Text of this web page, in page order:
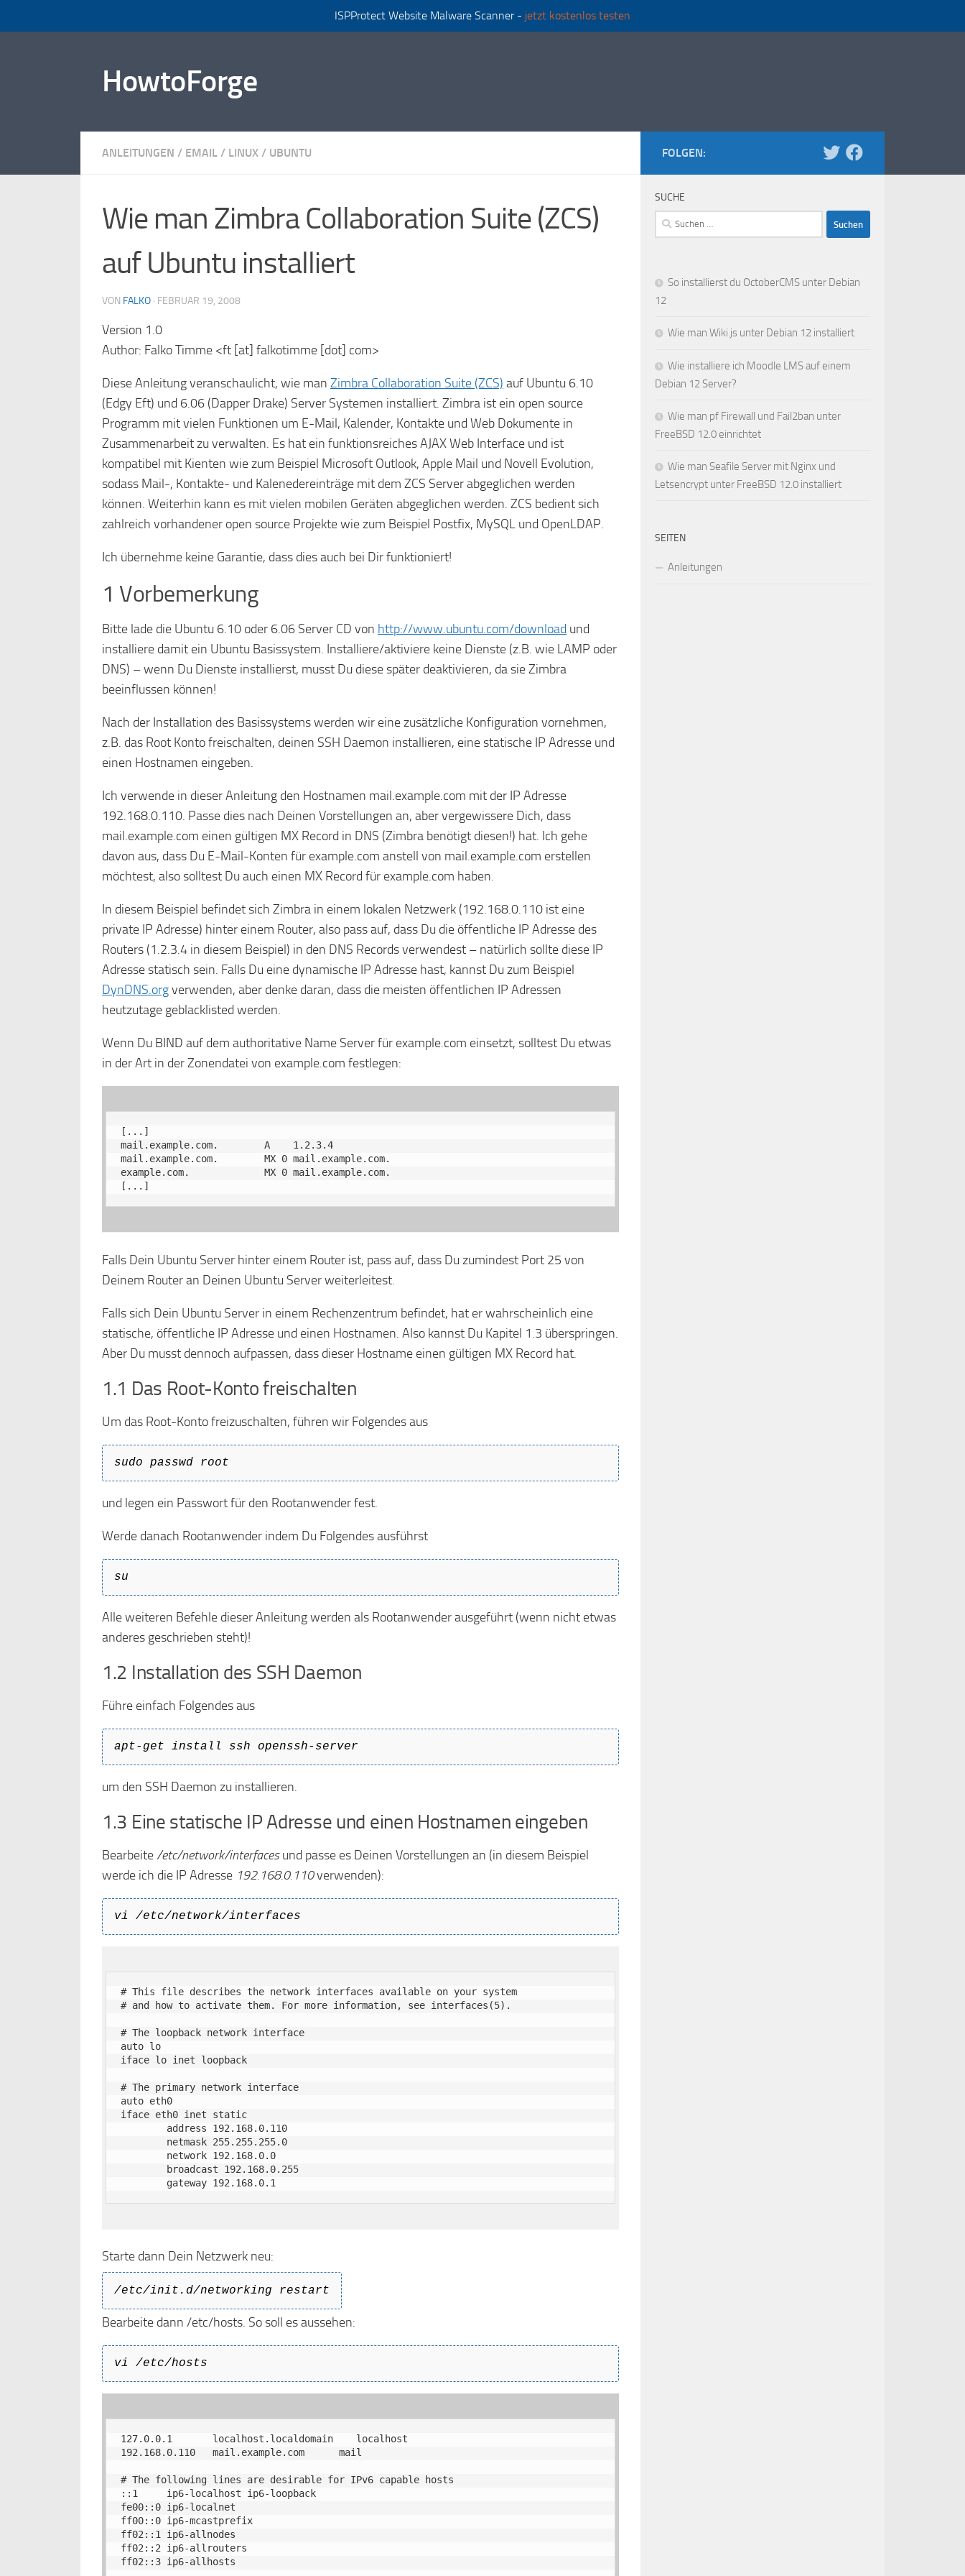
ISPProtect Website Malware Scanner - jetzt kostenlos testen
HowtoForge
ANLEITUNGEN / EMAIL / LINUX / UBUNTU
Wie man Zimbra Collaboration Suite (ZCS)
auf Ubuntu installiert
VON FALKO · FEBRUAR 19, 2008
Version 1.0
Author: Falko Timme <ft [at] falkotimme [dot] com>
Diese Anleitung veranschaulicht, wie man Zimbra Collaboration Suite (ZCS) auf Ubuntu 6.10
(Edgy Eft) und 6.06 (Dapper Drake) Server Systemen installiert. Zimbra ist ein open source
Programm mit vielen Funktionen um E-Mail, Kalender, Kontakte und Web Dokumente in
Zusammenarbeit zu verwalten. Es hat ein funktionsreiches AJAX Web Interface und ist
kompatibel mit Kienten wie zum Beispiel Microsoft Outlook, Apple Mail und Novell Evolution,
sodass Mail-, Kontakte- und Kalenedereinträge mit dem ZCS Server abgeglichen werden
können. Weiterhin kann es mit vielen mobilen Geräten abgeglichen werden. ZCS bedient sich
zahlreich vorhandener open source Projekte wie zum Beispiel Postfix, MySQL und OpenLDAP.
Ich übernehme keine Garantie, dass dies auch bei Dir funktioniert!
1 Vorbemerkung
Bitte lade die Ubuntu 6.10 oder 6.06 Server CD von http://www.ubuntu.com/download und
installiere damit ein Ubuntu Basissystem. Installiere/aktiviere keine Dienste (z.B. wie LAMP oder
DNS) – wenn Du Dienste installierst, musst Du diese später deaktivieren, da sie Zimbra
beeinflussen können!
Nach der Installation des Basissystems werden wir eine zusätzliche Konfiguration vornehmen,
z.B. das Root Konto freischalten, deinen SSH Daemon installieren, eine statische IP Adresse und
einen Hostnamen eingeben.
Ich verwende in dieser Anleitung den Hostnamen mail.example.com mit der IP Adresse
192.168.0.110. Passe dies nach Deinen Vorstellungen an, aber vergewissere Dich, dass
mail.example.com einen gültigen MX Record in DNS (Zimbra benötigt diesen!) hat. Ich gehe
davon aus, dass Du E-Mail-Konten für example.com anstell von mail.example.com erstellen
möchtest, also solltest Du auch einen MX Record für example.com haben.
In diesem Beispiel befindet sich Zimbra in einem lokalen Netzwerk (192.168.0.110 ist eine
private IP Adresse) hinter einem Router, also pass auf, dass Du die öffentliche IP Adresse des
Routers (1.2.3.4 in diesem Beispiel) in den DNS Records verwendest – natürlich sollte diese IP
Adresse statisch sein. Falls Du eine dynamische IP Adresse hast, kannst Du zum Beispiel
DynDNS.orgverwenden, aber denke daran, dass die meisten öffentlichen IP Adressen
heutzutage geblacklisted werden.
Wenn Du BIND auf dem authoritative Name Server für example.com einsetzt, solltest Du etwas
in der Art in der Zonendatei von example.com festlegen:
[...]
mail.example.com.        A    1.2.3.4
mail.example.com.        MX 0 mail.example.com.
example.com.             MX 0 mail.example.com.
[...]
Falls Dein Ubuntu Server hinter einem Router ist, pass auf, dass Du zumindest Port 25 von
Deinem Router an Deinen Ubuntu Server weiterleitest.
Falls sich Dein Ubuntu Server in einem Rechenzentrum befindet, hat er wahrscheinlich eine
statische, öffentliche IP Adresse und einen Hostnamen. Also kannst Du Kapitel 1.3 überspringen.
Aber Du musst dennoch aufpassen, dass dieser Hostname einen gültigen MX Record hat.
1.1 Das Root-Konto freischalten
Um das Root-Konto freizuschalten, führen wir Folgendes aus
sudo passwd root
und legen ein Passwort für den Rootanwender fest.
Werde danach Rootanwender indem Du Folgendes ausführst
su
Alle weiteren Befehle dieser Anleitung werden als Rootanwender ausgeführt (wenn nicht etwas
anderes geschrieben steht)!
1.2 Installation des SSH Daemon
Führe einfach Folgendes aus
apt-get install ssh openssh-server
um den SSH Daemon zu installieren.
1.3 Eine statische IP Adresse und einen Hostnamen eingeben
Bearbeite /etc/network/interfacesund passe es Deinen Vorstellungen an (in diesem Beispiel
werde ich die IP Adresse 192.168.0.110verwenden):
vi /etc/network/interfaces
# This file describes the network interfaces available on your system
# and how to activate them. For more information, see interfaces(5).
# The loopback network interface
auto lo
iface lo inet loopback
# The primary network interface
auto eth0
iface eth0 inet static
        gateway 192.168.0.1
Starte dann Dein Netzwerk neu:
/etc/init.d/networking restart
Bearbeite dann /etc/hosts. So soll es aussehen:
vi /etc/hosts
127.0.0.1       localhost.localdomain    localhost
192.168.0.110   mail.example.com      mail
# The following lines are desirable for IPv6 capable hosts
::1     ip6-localhost ip6-loopback
fe00::0 ip6-localnet
ff00::0 ip6-mcastprefix
ff02::1 ip6-allnodes
ff02::2 ip6-allrouters
ff02::3 ip6-allhosts
FOLGEN:
SUCHE
Suchen
nach:
So installierst du OctoberCMS unter Debian
12
Wie man Wiki.js unter Debian 12 installiert
Wie installiere ich Moodle LMS auf einem
Debian 12 Server?
Wie man pf Firewall und Fail2ban unter
FreeBSD 12.0 einrichtet
Wie man Seafile Server mit Nginx und
Letsencrypt unter FreeBSD 12.0 installiert
SEITEN
Anleitungen